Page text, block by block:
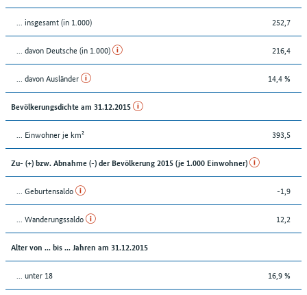
... insgesamt (in 1.000) 252,7
... davon Deutsche (in 1.000) 216,4
... davon Ausländer 14,4 %
Bevölkerungsdichte am 31.12.2015
... Einwohner je km² 393,5
Zu- (+) bzw. Abnahme (-) der Bevölkerung 2015 (je 1.000 Einwohner)
... Geburtensaldo -1,9
... Wanderungssaldo 12,2
Alter von ... bis ... Jahren am 31.12.2015
... unter 18 16,9 %